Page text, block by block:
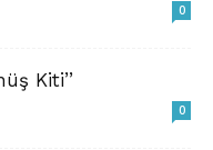
0
Kiti’’
0